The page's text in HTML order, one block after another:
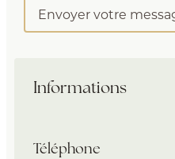
Informations
Téléphone